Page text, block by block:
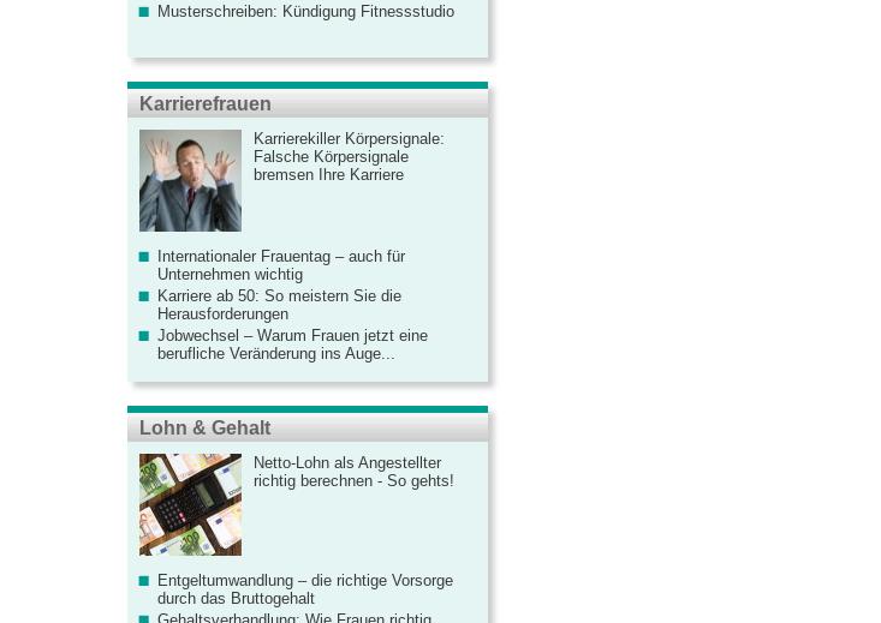
Musterschreiben: Kündigung Fitnessstudio
Karrierefrauen
Karrierekiller Körpersignale:
Falsche Körpersignale
bremsen Ihre Karriere
Internationaler Frauentag – auch für
Unternehmen wichtig
Karriere ab 50: So meistern Sie die
Herausforderungen
Jobwechsel – Warum Frauen jetzt eine
berufliche Veränderung ins Auge...
Lohn & Gehalt
Netto-Lohn als Angestellter
richtig berechnen - So gehts!
Entgeltumwandlung – die richtige Vorsorge
durch das Bruttogehalt